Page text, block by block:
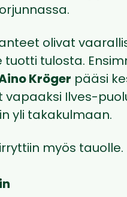
olivat
tuotti tulosta.
Kröger pääsi
vapaaksi Ilves-
yli takakulmaan.
myös tauolle.